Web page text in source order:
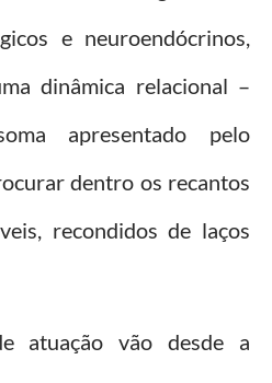
e neuroendócrinos,
dinâmica relacional –
apresentado pelo
dentro os recantos
recondidos de laços
atuação vão desde a